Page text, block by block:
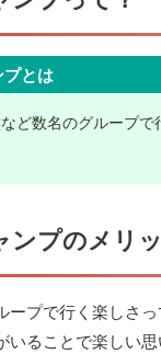
プとは
ど数名のグループ
ンプのメリ
ープで行く楽しさ
ることで楽しい思